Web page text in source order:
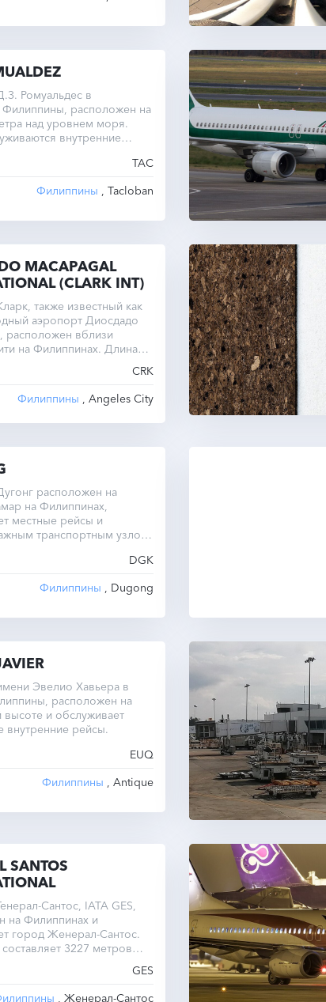
Ромуальдес в
Филиппины, расположен на
над уровнем моря.
внутренние
TAC
Филиппины , Tacloban
MACAPAGAL
(CLARK INT)
также известный как
аэропорт Диосдадо
расположен вблизи
на Филиппинах. Длина
3200 метров.
CRK
Филиппины , Angeles City
расположен на
на Филиппинах,
местные рейсы и
транспортным узлом
DGK
Филиппины , Dugong
Эвелио Хавьера в
расположен на
и обслуживает
внутренние рейсы.
EUQ
Филиппины , Antique
SANTOS
Сантос, IATA GES,
на Филиппинах и
город Женерал-Сантос.
3227 метров
часовой пояс —
год.
GES
, Женерал-Сантос